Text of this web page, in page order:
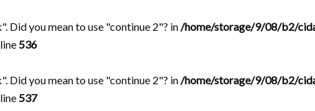
Did you mean to use "continue 2"? in/home/storage/9/08/b2/
536
Did you mean to use "continue 2"? in/home/storage/9/08/b2/
537